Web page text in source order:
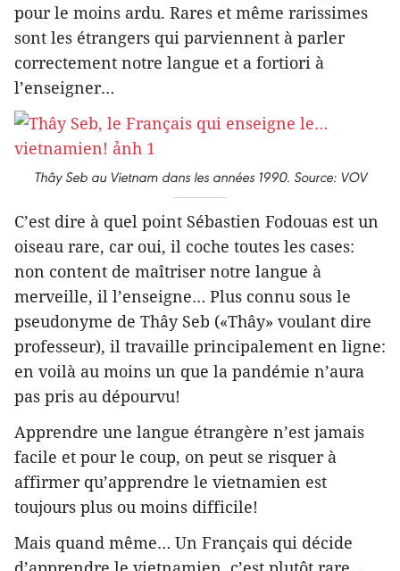
pour le moins ardu. Rares et même rarissimes
sont les étrangers qui parviennent à parler
correctement notre langue et a fortiori à
l’enseigner…
Thây Seb au Vietnam dans les années 1990. Source: VOV
C’est dire à quel point Sébastien Fodouas est un
oiseau rare, car oui, il coche toutes les cases:
non content de maîtriser notre langue à
merveille, il l’enseigne… Plus connu sous le
pseudonyme de Thây Seb («Thây» voulant dire
professeur), il travaille principalement en ligne:
en voilà au moins un que la pandémie n’aura
pas pris au dépourvu!
Apprendre une langue étrangère n’est jamais
facile et pour le coup, on peut se risquer à
affirmer qu’apprendre le vietnamien est
toujours plus ou moins difficile!
Mais quand même… Un Français qui décide